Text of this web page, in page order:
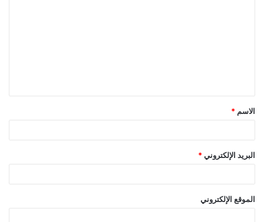
ق
*
الاسم *
البريد الإلكتروني *
الموقع الإلكتروني